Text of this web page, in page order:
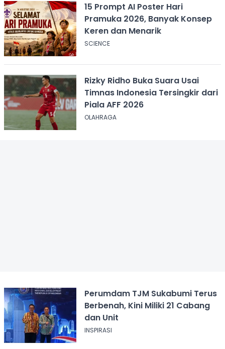
15 Prompt AI Poster Hari
Pramuka 2026, Banyak Konsep
Keren dan Menarik
SCIENCE
Rizky Ridho Buka Suara Usai
Timnas Indonesia Tersingkir dari
Piala AFF 2026
OLAHRAGA
Perumdam TJM Sukabumi Terus
Berbenah, Kini Miliki 21 Cabang
dan Unit
INSPIRASI